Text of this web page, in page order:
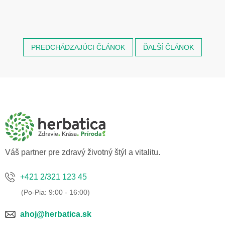
PREDCHÁDZAJÚCI ČLÁNOK ĎALŠÍ ČLÁNOK
Váš partner pre zdravý životný štýl a vitalitu.
+421 2/321 123 45
ahoj@herbatica.sk